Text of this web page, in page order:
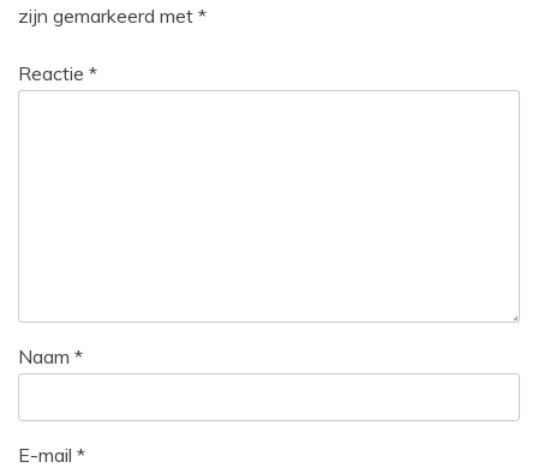
zijn gemarkeerd met *
Reactie *
Naam *
E-mail *